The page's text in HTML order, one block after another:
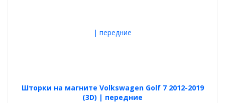
Шторки на магните Volkswagen Golf 7 2012-2019
(3D) | передние